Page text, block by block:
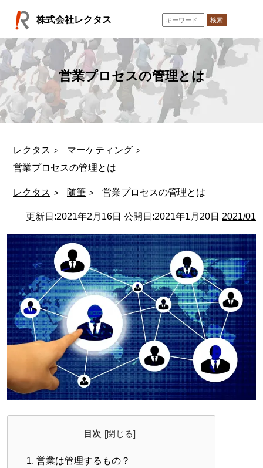
ン
ツ
へ
ス
キ
ッ
プ
検索
株式会社レクタス
営業プロセスの管理とは
レクタス
マーケティング
営業プロセスの管理とは
レクタス 随筆 営業プロセスの管理とは
更新日:2021年2月16日 公開日:2021年1月20日 2021/01
目次
1. 営業は管理するもの？